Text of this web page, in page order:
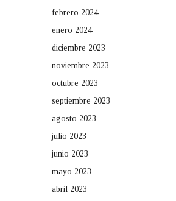
febrero 2024
enero 2024
diciembre 2023
noviembre 2023
octubre 2023
septiembre 2023
agosto 2023
julio 2023
junio 2023
mayo 2023
abril 2023